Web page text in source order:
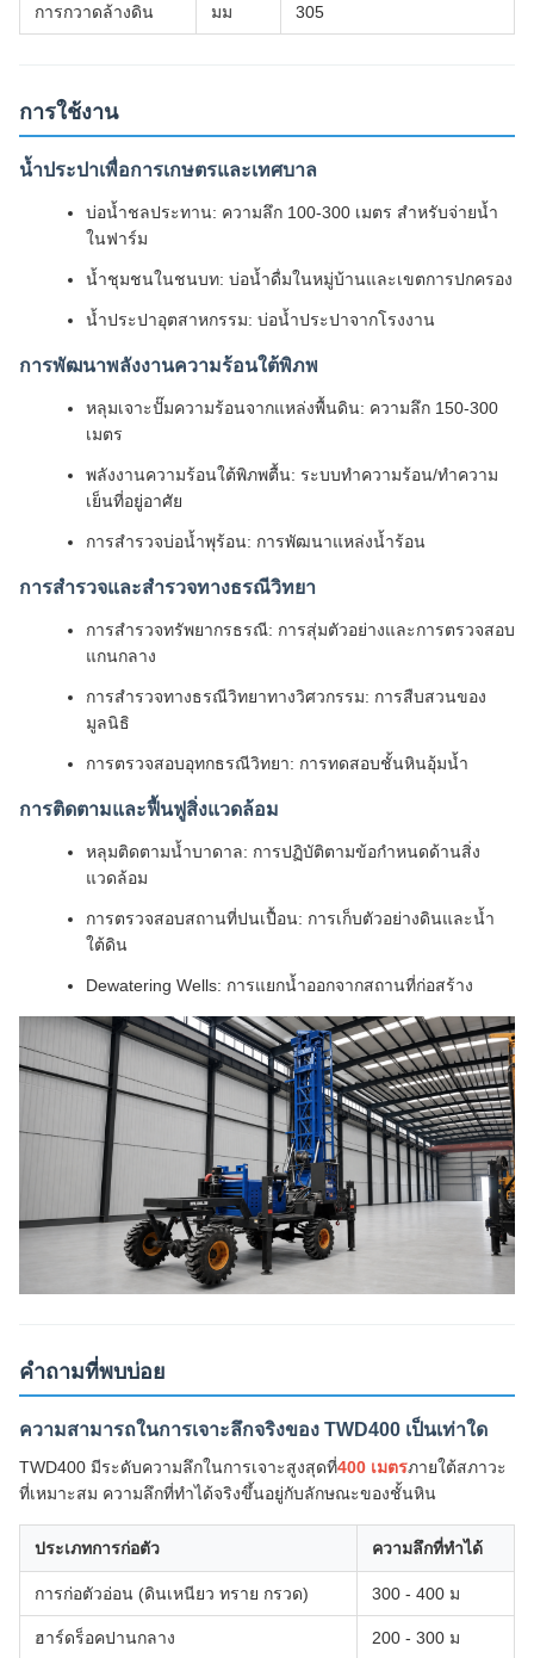
การกวาดล้างดิน มม 305
การใช้งาน
น้ำประปาเพื่อการเกษตรและเทศบาล
บ่อน้ำชลประทาน: ความลึก 100-300 เมตร สำหรับจ่ายน้ำ
ในฟาร์ม
น้ำชุมชนในชนบท: บ่อน้ำดื่มในหมู่บ้านและเขตการปกครอง
น้ำประปาอุตสาหกรรม: บ่อน้ำประปาจากโรงงาน
การพัฒนาพลังงานความร้อนใต้พิภพ
หลุมเจาะปั๊มความร้อนจากแหล่งพื้นดิน: ความลึก 150-300
เมตร
พลังงานความร้อนใต้พิภพตื้น: ระบบทำความร้อน/ทำความ
เย็นที่อยู่อาศัย
การสำรวจบ่อน้ำพุร้อน: การพัฒนาแหล่งน้ำร้อน
การสำรวจและสำรวจทางธรณีวิทยา
การสำรวจทรัพยากรธรณี: การสุ่มตัวอย่างและการตรวจสอบ
แกนกลาง
การสำรวจทางธรณีวิทยาทางวิศวกรรม: การสืบสวนของ
มูลนิธิ
การตรวจสอบอุทกธรณีวิทยา: การทดสอบชั้นหินอุ้มน้ำ
การติดตามและฟื้นฟูสิ่งแวดล้อม
หลุมติดตามน้ำบาดาล: การปฏิบัติตามข้อกำหนดด้านสิ่ง
แวดล้อม
การตรวจสอบสถานที่ปนเปื้อน: การเก็บตัวอย่างดินและน้ำ
ใต้ดิน
Dewatering Wells: การแยกน้ำออกจากสถานที่ก่อสร้าง
คำถามที่พบบ่อย
ความสามารถในการเจาะลึกจริงของ TWD400 เป็นเท่าใด
TWD400 มีระดับความลึกในการเจาะสูงสุดที่400 เมตรภายใต้สภาวะ
ที่เหมาะสม ความลึกที่ทำได้จริงขึ้นอยู่กับลักษณะของชั้นหิน
ประเภทการก่อตัว ความลึกที่ทำได้
การก่อตัวอ่อน (ดินเหนียว ทราย กรวด) 300 - 400 ม
ฮาร์ดร็อคปานกลาง 200 - 300 ม